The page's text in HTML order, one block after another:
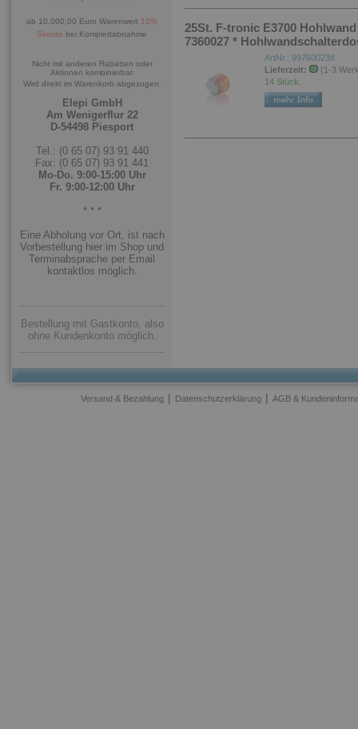
ab 10.000,00 Euro Warenwert 10%
Skonto bei Komplettabnahme
Nicht mit anderen Rabatten oder
Aktionen kombinierbar.
Wird direkt im Warenkorb abgezogen.
Elepi GmbH
Am Wenigerflur 22
D-54498 Piesport
Tel.: (0 65 07) 93 91 440
Fax: (0 65 07) 93 91 441
Mo-Do. 9:00-15:00 Uhr
Fr. 9:00-12:00 Uhr
* * *
Eine Abholung vor Ort, ist nach
Vorbestellung hier im Shop und
Terminabsprache per Email
kontaktlos möglich.
Bestellung mit Gastkonto, also
ohne Kundenkonto möglich.
25St. F-tronic E3700
7360027 *
ArtNr.: 997600238
Lieferzeit:
(1-3
14 Stück.
Versand & Bezahlung | Datenschutzerklärung | AGB &